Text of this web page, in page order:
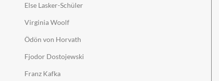
Else Lasker-Schüler
Virginia Woolf
Ödön von Horvath
Fjodor Dostojewski
Franz Kafka